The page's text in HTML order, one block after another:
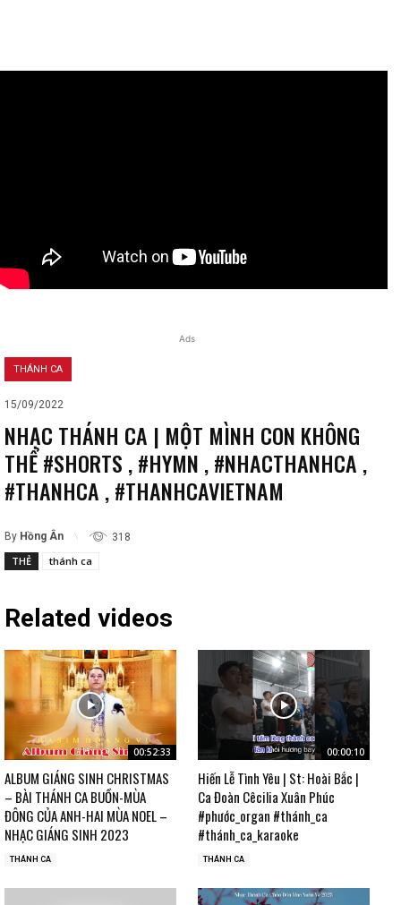
Ads
THÁNH CA
15/09/2022
NHẠC THÁNH CA | MỘT MÌNH CON KHÔNG
THỂ #SHORTS , #HYMN , #NHACTHANHCA ,
#THANHCA , #THANHCAVIETNAM
By Hồng Ân 318
THẺ thánh ca
Related videos
00:52:33
ALBUM GIÁNG SINH CHRISTMAS
– BÀI THÁNH CA BUỒN-MÙA
ĐÔNG CỦA ANH-HAI MÙA NOEL –
NHẠC GIÁNG SINH 2023
THÁNH CA
00:00:10
Hiến Lễ Tình Yêu | St: Hoài Bắc |
Ca Đoàn Cêcilia Xuân Phúc
#phước_organ #thánh_ca
#thánh_ca_karaoke
THÁNH CA